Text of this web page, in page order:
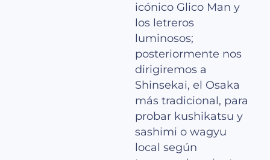
icónico Glico Man y
los letreros
luminosos;
posteriormente nos
dirigiremos a
Shinsekai, el Osaka
más tradicional, para
probar kushikatsu y
sashimi o wagyu
local según